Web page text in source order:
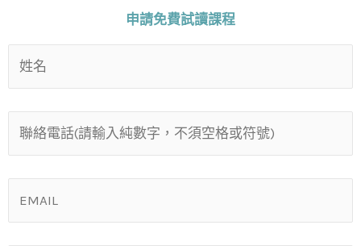
申請免費試讀課程